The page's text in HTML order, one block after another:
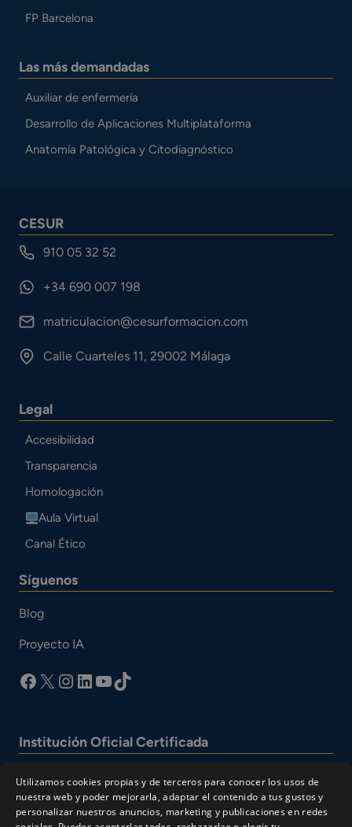
FP Barcelona
Las más demandadas
Auxiliar de enfermería
Desarrollo de Aplicaciones Multiplataforma
Anatomía Patológica y Citodiagnóstico
CESUR
910 05 32 52
+34 690 007 198
matriculacion@cesurformacion.com
Calle Cuarteles 11, 29002 Málaga
Legal
Accesibilidad
Transparencia
Homologación
Aula Virtual
Canal Ético
Síguenos
Blog
Proyecto IA
facebook
X Instagram
LinkedIn
YouTube
TikTok
Institución Oficial Certificada
Utilizamos cookies propias y de terceros para conocer los usos de
nuestra web y poder mejorarla, adaptar el contenido a tus gustos y
personalizar nuestros anuncios, marketing y publicaciones en redes